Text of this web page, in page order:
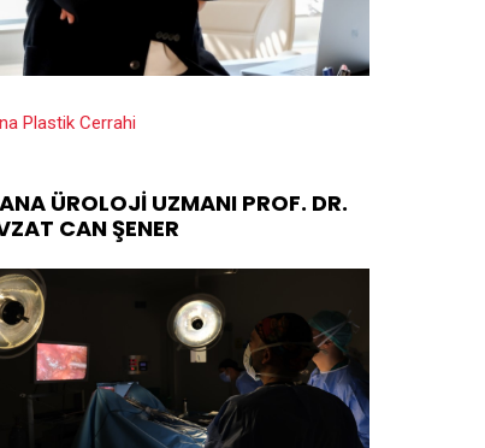
Plastik Cerrahi
ÜROLOJI UZMANI PROF. DR.
CAN ŞENER